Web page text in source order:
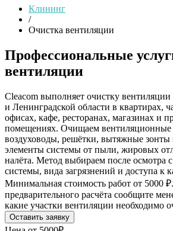
Клининг
/
Очистка вентиляции
Профессиональные
вентиляции
Cleacom выполняет очистку
и Ленинградской области в квартирах,
офисах, кафе, ресторанах, магазинах и
помещениях. Очищаем вентиляционные
воздуховоды, решётки, вытяжные зонты
элементы системы от пыли, жировых
налёта. Метод выбираем после осмотра
системы, вида загрязнений и доступа к
Минимальная стоимость работ от 5000
предварительного расчёта сообщите
какие участки вентиляции необходимо
Оставить заявку